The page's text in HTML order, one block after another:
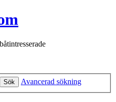
Sök Avancerad sökning